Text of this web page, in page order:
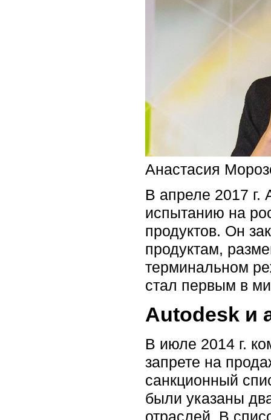
Анастасия
В апреле 2017 г.
испытанию на
продуктов. Он
продуктам,
терминальном
стал первым в
Autodesk и
В июле 2014 г.
запрете на
санкционный
были указаны
отраслей. В